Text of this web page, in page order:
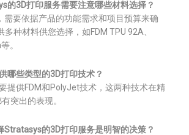
的3D打印服务需要注意哪些材料选择？
需要依据产品的功能需求和项目预算来确
种材料供您选择，如FDM TPU 92A、
。
哪些类型的3D打印技术？
提供FDM和PolyJet技术，这两种技术在精
突出的表现。
Stratasys的3D打印服务是明智的决策？